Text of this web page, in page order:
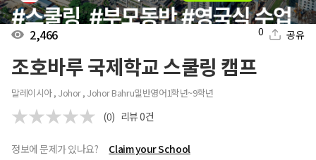
2,466 0 공유
조호바루 국제학교 스쿨링 캠프
말레이시아 , Johor , Johor Bahru일반영어1학년~9학년
(0) 리뷰0건
정보에 문제가 있나요? Claim your School